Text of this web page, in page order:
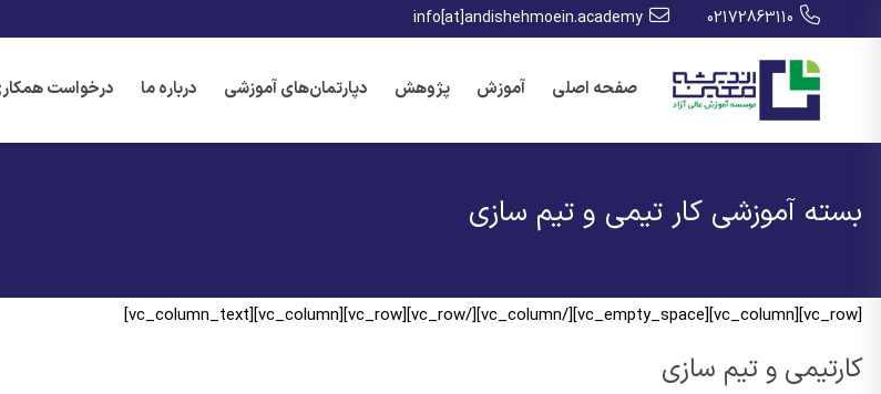
02172863110
info[at]andishehmoein.academy
صفحه اصلی آموزش پژوهش دپارتمان‌های آموزشی درباره ما درخواست
بسته آموزشی کار تیمی و تیم سازی
[vc_row][vc_column][vc_empty_space][/vc_column][/vc_row][vc_row][vc_column][vc_column_text]
کارتیمی و تیم‌ سازی